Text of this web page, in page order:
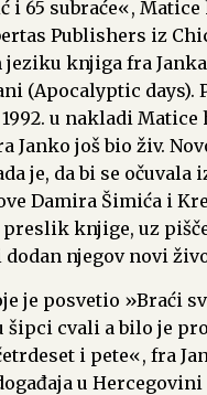
i 65 subraće«,
Publishers iz
knjiga fra
(Apocalyptic days).
u nakladi
Janko još bio živ.
je, da bi se očuvala
Damira Šimića i
preslik knjige, uz
njegov novi
je posvetio »Braći
šipci cvali a bilo je
i pete«, fra
u